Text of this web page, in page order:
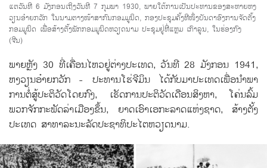
ແຕວັນທີ 6 ມັງກອນເຖິງວັນທີ 7 ກຸມພາ 1930, ພາຍໃຕ້ການເປັນປະທານຂອງສະຫາຍຫງ
ວຽນອ໋າຍກວັກ ໃນນາມຕາງໜ້າສາກົນກອມມູນິດ, ກອງປະຊຸມຄັ້ງທີໜຶ່ງບັນດາອົງການຈັດຕັ້ງ
ກອມມູນິດ ເພື່ອສ້າງຕັ້ງພັກກອມມູນິດຫວຽດນາມ ປະຊຸມຢູ່ທີ່ແຫຼມ ເກົາລູນ, ໃນຮ່ອງກົງ
(ຈີນ)
ພາຍຫຼັງ 30 ທີ່​ເຄື່ອນ​ໄຫວ​ຢູ່​ຕ່າງປະ​ເທດ, ວັນ​ທີ 28 ມັງກອນ 1941,
ຫງວຽນ​ອ໋າຍກວັກ - ປະທານ​ໂຮ່ຈີ​ມິນ ​ໄດ້​ກັບ​ມາ​ປະ​ເທດ​ເພື່ອນຳພາ​
ການ​ຕໍ່ສູ້ປະຕິວັດ​ໂດຍ​ກົງ, ​ເຮັດ​ການ​ປະຕິວັດ​ເດືອນ​ສິງຫາ, ​ໂຄ່ນ​ລົ້ມ​
ພວກ​ຈັກກະພັດລ່າ​ເມືອງ​ຂຶ້ນ, ຍາດ​ເອົາ​ເອກະລາດ​​ແຫ່ງ​ຊາດ, ສ້າງ​ຕັ້ງ​
ປະ​​ເທດ ​ສາທາລະນະ​ລັດ​ປະຊາທິປະ​ໄຕ​ຫວຽດນາມ.